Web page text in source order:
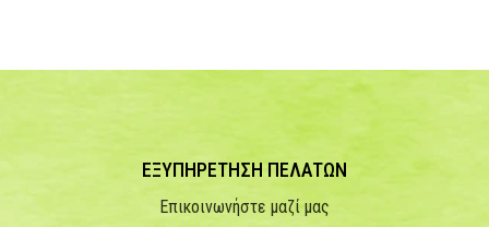
ΕΞΥΠΗΡΕΤΗΣΗ ΠΕΛΑΤΩΝ
Επικοινωνήστε μαζί μας